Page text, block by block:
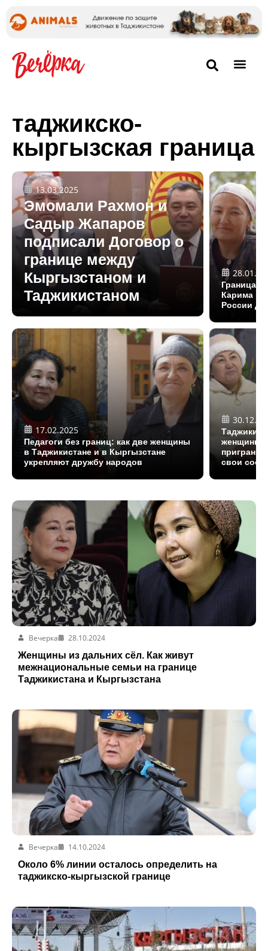
таджикско-
кыргызская граница
13.03.2025
Эмомали Рахмон и
Садыр Жапаров
подписали Договор о
границе между
Кыргызстаном и
Таджикистаном
17.02.2025
Педагоги без границ: как две женщины
в Таджикистане и в Кыргызстане
укрепляют дружбу народов
Граница,
Карима и
России
женщины-
свои
Вечерка
28.10.2024
Женщины из дальних сёл. Как живут
межнациональные семьи на границе
Таджикистана и Кыргызстана
Вечерка
14.10.2024
Около 6% линии осталось определить на
таджикско-кыргызской границе